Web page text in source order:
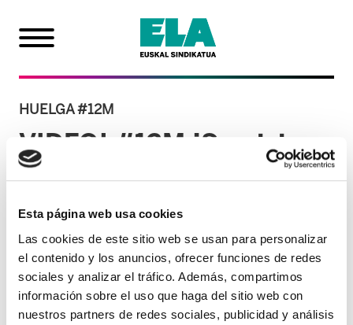
Esta página web usa cookies
Las cookies de este sitio web se usan para personalizar
el contenido y los anuncios, ofrecer funciones de redes
sociales y analizar el tráfico. Además, compartimos
información sobre el uso que haga del sitio web con
nuestros partners de redes sociales, publicidad y análisis
HUELGA #12M
VIDEO| #12M ¡Servicios
Públicos en lucha!
04/03/2024